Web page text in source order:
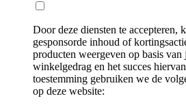
Door deze diensten te accepteren,
gesponsorde inhoud of
producten weergeven op basis
winkelgedrag en het succes
toestemming gebruiken we de
op deze website: